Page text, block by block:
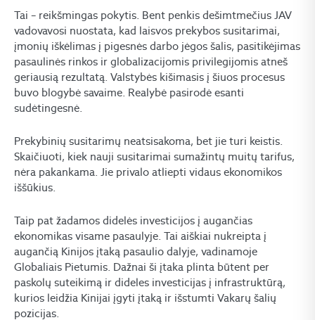
Tai – reikšmingas pokytis. Bent penkis dešimtmečius JAV
vadovavosi nuostata, kad laisvos prekybos susitarimai,
įmonių iškėlimas į pigesnės darbo jėgos šalis, pasitikėjimas
pasaulinės rinkos ir globalizacijomis privilegijomis atneš
geriausią rezultatą. Valstybės kišimasis į šiuos procesus
buvo blogybė savaime. Realybė pasirodė esanti
sudėtingesnė.
Prekybinių susitarimų neatsisakoma, bet jie turi keistis.
Skaičiuoti, kiek nauji susitarimai sumažintų muitų tarifus,
nėra pakankama. Jie privalo atliepti vidaus ekonomikos
iššūkius.
Taip pat žadamos didelės investicijos į augančias
ekonomikas visame pasaulyje. Tai aiškiai nukreipta į
augančią Kinijos įtaką pasaulio dalyje, vadinamoje
Globaliais Pietumis. Dažnai ši įtaka plinta būtent per
paskolų suteikimą ir dideles investicijas į infrastruktūrą,
kurios leidžia Kinijai įgyti įtaką ir išstumti Vakarų šalių
pozicijas.